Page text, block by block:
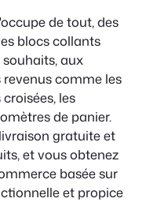
de tout, des
blocs collants
aux
comme les
les
de panier.
gratuite et
et vous obtenez
basée sur
et propice